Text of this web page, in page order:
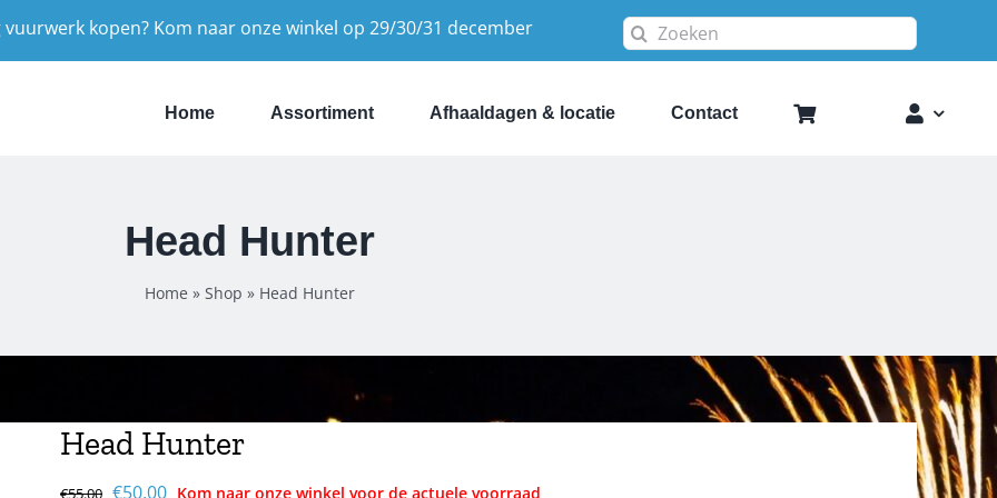
vuurwerk kopen? Kom naar onze winkel op 29/30/31 december
Zoeken
naar:
Home Assortiment Afhaaldagen & locatie Contact
Head Hunter
Home » Shop » Head Hunter
Head Hunter
€55.00 Oorspronkelijke
€50.00Huidige